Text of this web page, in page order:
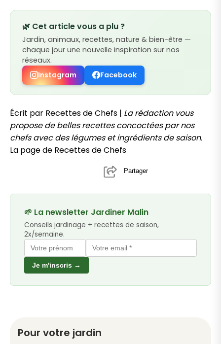
🌿 Cet article vous a plu ?
Jardin, animaux, recettes, nature & bien-être —
chaque jour une nouvelle inspiration sur nos
réseaux.
Instagram
Facebook
Écrit par Recettes de Chefs | La rédaction vous
propose de belles recettes concoctées par nos
chefs avec des légumes et ingrédients de saison.
La page de Recettes de Chefs
Partager
🌱 La newsletter Jardiner Malin
Conseils jardinage + recettes de saison,
2x/semaine.
Je m'inscris →
Pour votre jardin